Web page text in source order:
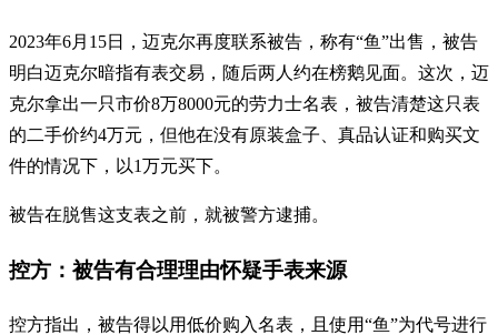
2023年6月15日，迈克尔再度联系被告，称有“鱼”出售，被告
明白迈克尔暗指有表交易，随后两人约在榜鹅见面。这次，迈
克尔拿出一只市价8万8000元的劳力士名表，被告清楚这只表
的二手价约4万元，但他在没有原装盒子、真品认证和购买文
件的情况下，以1万元买下。
被告在脱售这支表之前，就被警方逮捕。
控方：被告有合理理由怀疑手表来源
控方指出，被告得以用低价购入名表，且使用“鱼”为代号进行